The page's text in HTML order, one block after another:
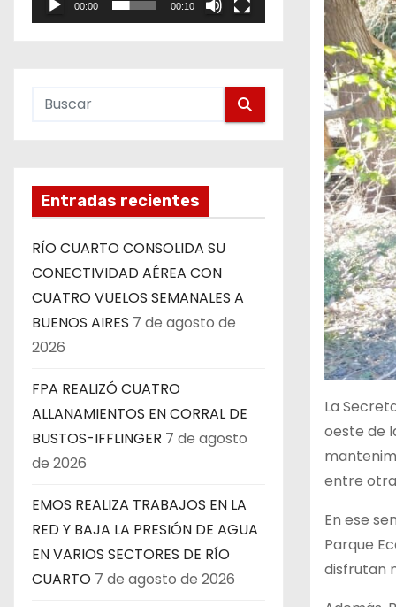
00:00 00:10
Entradas recientes
RÍO CUARTO CONSOLIDA SU
CONECTIVIDAD AÉREA CON
CUATRO VUELOS SEMANALES A
BUENOS AIRES 7 de agosto de
2026
FPA REALIZÓ CUATRO
ALLANAMIENTOS EN CORRAL DE
BUSTOS-IFFLINGER 7 de agosto
de 2026
EMOS REALIZA TRABAJOS EN LA
RED Y BAJA LA PRESIÓN DE AGUA
EN VARIOS SECTORES DE RÍO
CUARTO 7 de agosto de 2026
La
oeste de
entre
En ese
Parque
disfrutan